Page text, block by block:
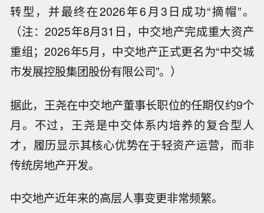
转型，并最终在2026年6月3日成功“摘帽”。
（注：2025年8月31日，中交地产完成重大资产
重组；2026年5月，中交地产正式更名为“中交城
市发展控股集团股份有限公司”。）
据此，王尧在中交地产董事长职位的任期仅约9个
月。不过，王尧是中交体系内培养的复合型人
才，履历显示其核心优势在于轻资产运营，而非
传统房地产开发。
中交地产近年来的高层人事变更非常频繁。